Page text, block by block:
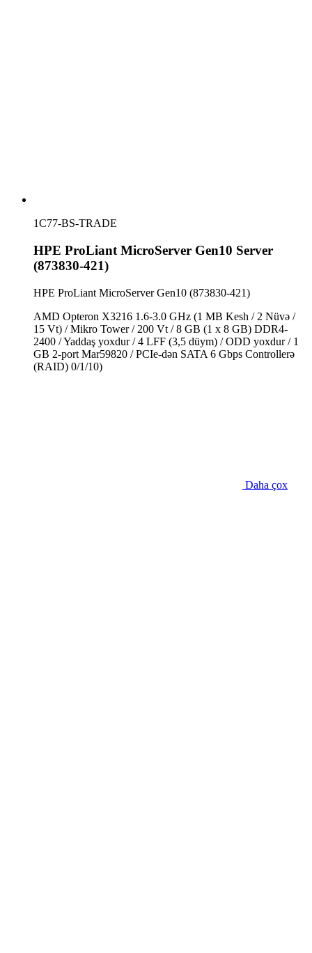
1C77-BS-TRADE
HPE ProLiant MicroServer Gen10 Server
(873830-421)
HPE ProLiant MicroServer Gen10 (873830-421)
AMD Opteron X3216 1.6-3.0 GHz (1 MB Kesh / 2 Nüvə /
15 Vt) / Mikro Tower / 200 Vt / 8 GB (1 x 8 GB) DDR4-
2400 / Yaddaş yoxdur / 4 LFF (3,5 düym) / ODD yoxdur / 1
GB 2-port Mar59820 / PCIe-dən SATA 6 Gbps Controllerə
(RAID) 0/1/10)
Daha çox